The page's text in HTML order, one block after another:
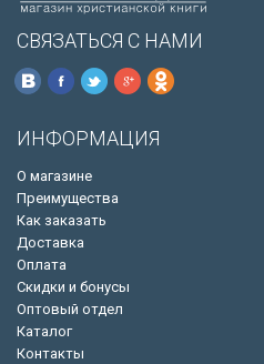
СВЯЗАТЬСЯ С НАМИ
ИНФОРМАЦИЯ
О магазине
Преимущества
Как заказать
Доставка
Оплата
Скидки и бонусы
Оптовый отдел
Каталог
Контакты